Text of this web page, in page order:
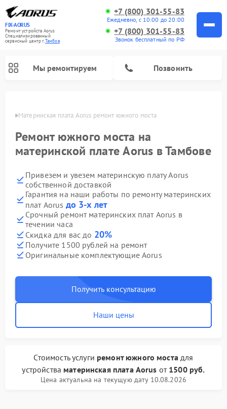
FIX-AORUS
Ремонт устройств Aorus
Специализированный
cервисный центр г.Тамбов
+7 (800) 301-55-83
Ежедневно, с 10:00 до 20:00
+7 (800) 301-55-83
Звонок бесплатный по РФ
Мы ремонтируем Позвонить
Материнская плата Aorus ремонт южного моста
Ремонт южного моста на
материнской плате Aorus в Тамбове
Привезем и увезем материнскую плату Aorus
собственной доставкой
Гарантия на наши работы по ремонту материнских
плат Aorus до 3-х лет
Срочный ремонт материнских плат Aorus в
течении часа
Скидка для вас до 20%
Получите 1500 рублей на ремонт
Оригинальные комплектующие Aorus
Получить консультацию
Наши цены
Стоимость услуги ремонт южного мостадля
устройства материнская плата Aorus от 1500 руб.
Цена актуальна на текущую дату 10.08.2026